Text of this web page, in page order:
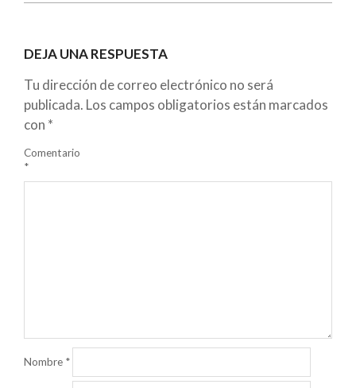
DEJA UNA RESPUESTA
Tu dirección de correo electrónico no será
publicada. Los campos obligatorios están marcados
con *
Comentario
*
Nombre *